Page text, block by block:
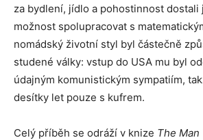
za bydlení, jídlo a pohostinnost dostali
možnost spolupracovat s
nomádský životní styl byl částečně
studené války: vstup do USA mu byl
údajným komunistickým sympatiím,
desítky let pouze s kufrem.
Celý příběh se odráží v knize The Man